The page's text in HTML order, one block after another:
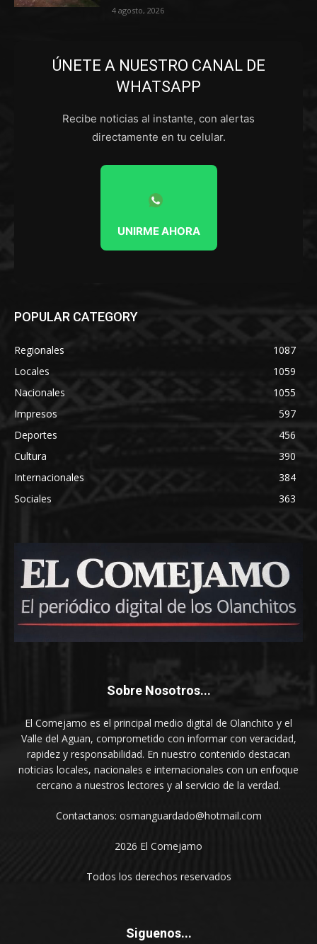
4 agosto, 2026
ÚNETE A NUESTRO CANAL DE
WHATSAPP
Recibe noticias al instante, con alertas
directamente en tu celular.
UNIRME AHORA
POPULAR CATEGORY
Regionales
1087
Locales
1059
Nacionales
1055
Impresos
597
Deportes
456
Cultura
390
Internacionales
384
Sociales
363
Sobre Nosotros...
El Comejamo es el principal medio digital de Olanchito y el
Valle del Aguan, comprometido con informar con veracidad,
rapidez y responsabilidad. En nuestro contenido destacan
noticias locales, nacionales e internacionales con un enfoque
cercano a nuestros lectores y al servicio de la verdad.
Contactanos: osmanguardado@hotmail.com
2026 El Comejamo
Todos los derechos reservados
Siguenos...